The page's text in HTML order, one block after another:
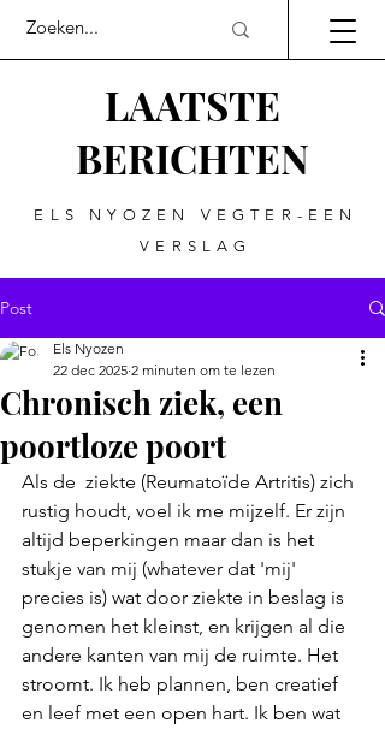
LAATSTE
BERICHTEN
ELS NYOZEN VEGTER-EEN
VERSLAG
Post
Chronisch ziek, een
poortloze poort
Els Nyozen
22 dec 2025 2 minuten om te lezen
Als de  ziekte (Reumatoïde Artritis) zich
rustig houdt, voel ik me mijzelf. Er zijn
altijd beperkingen maar dan is het
stukje van mij (whatever dat 'mij'
precies is) wat door ziekte in beslag is
genomen het kleinst, en krijgen al die
andere kanten van mij de ruimte. Het
stroomt. Ik heb plannen, ben creatief
en leef met een open hart. Ik ben wat